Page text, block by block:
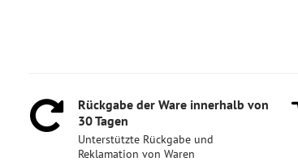
Rückgabe der Ware innerhalb von
30 Tagen
Unterstützte Rückgabe und
Reklamation von Waren